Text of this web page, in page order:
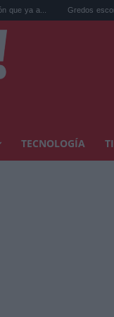
Gredos esconde el hotel
TECNOLOGÍA